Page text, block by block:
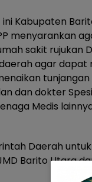
Kabupaten
menyarankan
sakit rujukan
agar
dan dokter
Medis
Daerah
Barito Utara